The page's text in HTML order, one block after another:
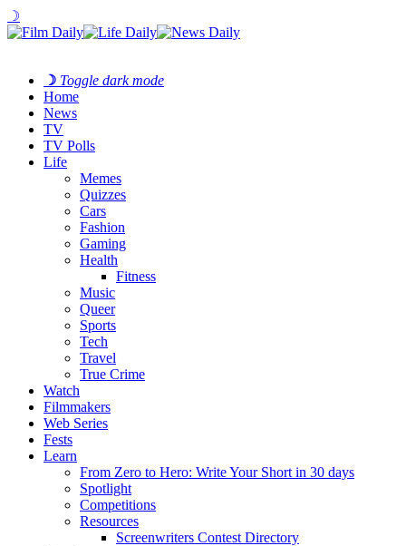
☽
☽ Toggle dark mode
Home
News
TV
TV Polls
Life
Memes
Quizzes
Cars
Fashion
Gaming
Health
Fitness
Music
Queer
Sports
Tech
Travel
True Crime
Watch
Filmmakers
Web Series
Fests
Learn
From Zero to Hero: Write Your Short in 30 days
Spotlight
Competitions
Resources
Screenwriters Contest Directory